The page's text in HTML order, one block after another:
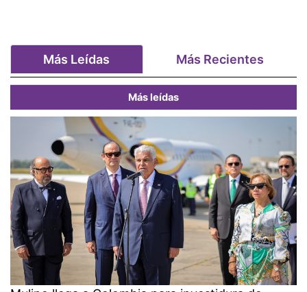
Más Leídas Más Recientes
Más leídas